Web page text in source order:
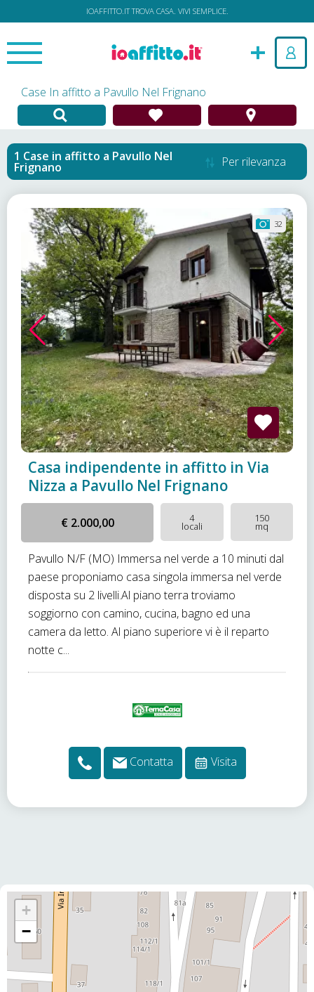
IOAFFITTO.IT TROVA CASA. VIVI SEMPLICE.
Case In affitto a Pavullo Nel Frignano
Case in affitto a Pavullo Nel
Frignano Per rilevanza
32
Casa indipendente in affitto in Via
Nizza a Pavullo Nel Frignano
€ 2.000,00 4
locali
150
mq
Pavullo N/F (MO) Immersa nel verde a 10 minuti dal
paese proponiamo casa singola immersa nel verde
disposta su 2 livelli.Al piano terra troviamo
soggiorno con camino, cucina, bagno ed una
camera da letto. Al piano superiore vi è il reparto
notte c...
Contatta Visita
+
−